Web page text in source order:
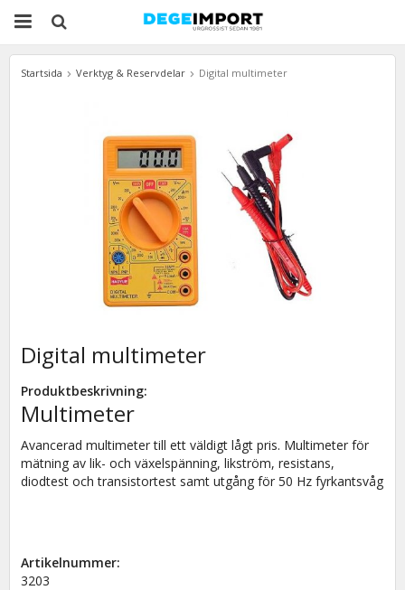
Startsida Verktyg & Reservdelar Digital multimeter
Digital multimeter
Produktbeskrivning:
Multimeter
Avancerad multimeter till ett väldigt lågt pris. Multimeter för
mätning av lik- och växelspänning, likström, resistans,
diodtest och transistortest samt utgång för 50 Hz fyrkantsvåg
Artikelnummer:
3203